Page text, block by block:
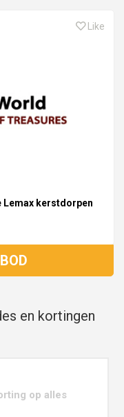
Like
Lemax kerstdorpen
en kortingen
op alles